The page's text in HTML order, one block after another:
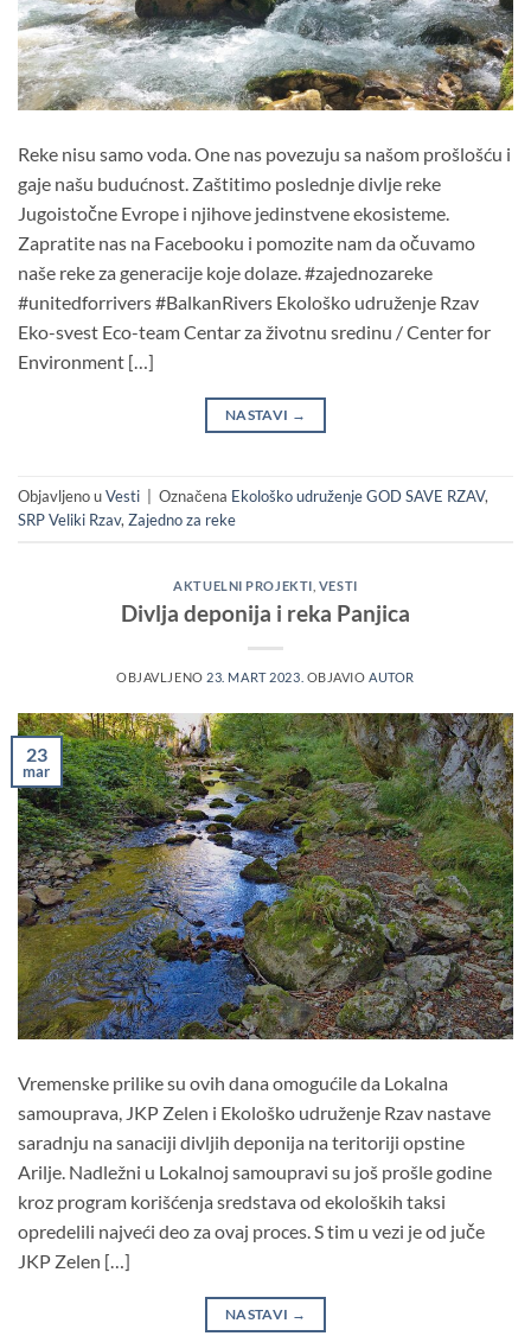
Reke nisu samo voda. One nas povezuju sa našom prošlošću i
gaje našu budućnost. Zaštitimo poslednje divlje reke
Jugoistočne Evrope i njihove jedinstvene ekosisteme.
Zapratite nas na Facebooku i pomozite nam da očuvamo
naše reke za generacije koje dolaze. #zajednozareke
#unitedforrivers #BalkanRivers Ekološko udruženje Rzav
Eko-svest Eco-team Centar za životnu sredinu / Center for
Environment […]
NASTAVI →
Objavljeno uVesti Označena Ekološko udruženje GOD SAVE RZAV,
SRP Veliki Rzav,Zajedno za reke
AKTUELNI PROJEKTI VESTI
Divlja deponija i reka Panjica
OBJAVLJENO 23. MART 2023. OBJAVIOAUTOR
23
mar
Vremenske prilike su ovih dana omogućile da Lokalna
samouprava, JKP Zelen i Ekološko udruženje Rzav nastave
saradnju na sanaciji divljih deponija na teritoriji opstine
Arilje. Nadležni u Lokalnoj samoupravi su još prošle godine
kroz program korišćenja sredstava od ekoloških taksi
opredelili najveći deo za ovaj proces. S tim u vezi je od juče
JKP Zelen […]
NASTAVI →